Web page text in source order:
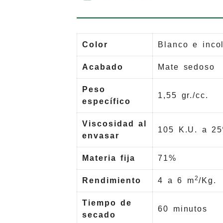
Color Blanco e
Acabado Mate sedoso
Peso
específico
1,55 gr./cc.
Viscosidad al
envasar
105 K.U. a
Materia fija 71%
Rendimiento 4 a 6 m2/Kg.
Tiempo de
secado
60 minutos